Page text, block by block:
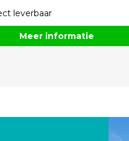
leverbaar
Meer informatie